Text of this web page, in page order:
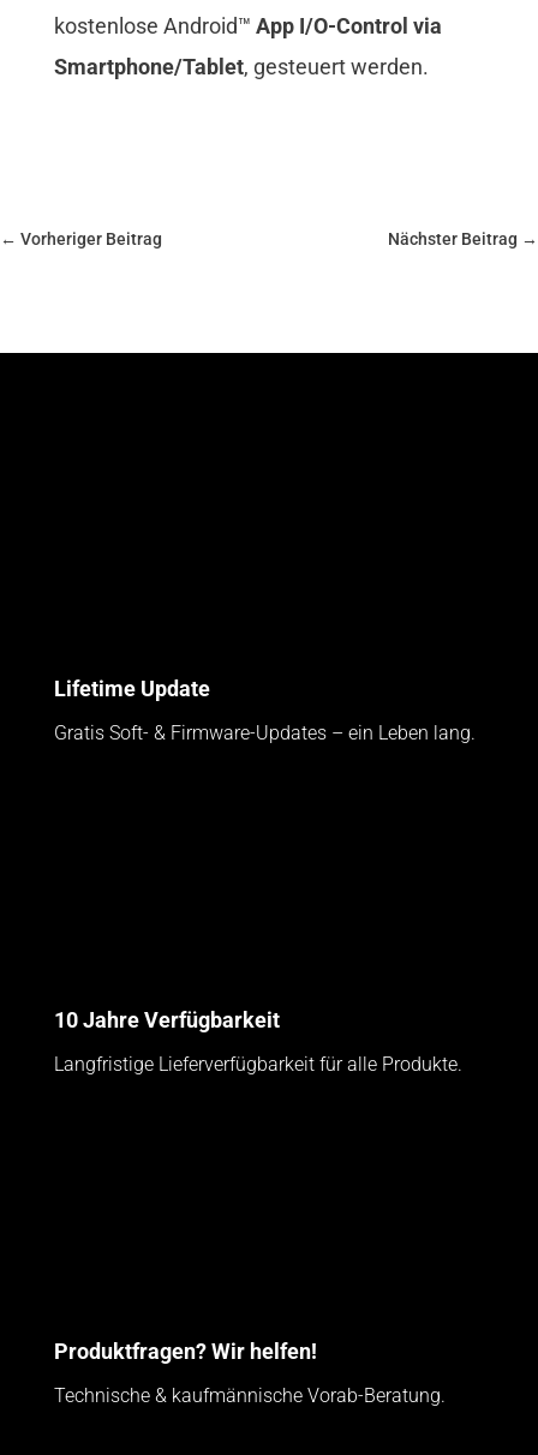
kostenlose Android™ App I/O-Control via
Smartphone/Tablet, gesteuert werden.
← Vorheriger Beitrag Nächster Beitrag →
Lifetime Update
Gratis Soft- & Firmware-Updates – ein Leben lang.
10 Jahre Verfügbarkeit
Langfristige Lieferverfügbarkeit für alle Produkte.
Produktfragen? Wir helfen!
Technische & kaufmännische Vorab-Beratung.